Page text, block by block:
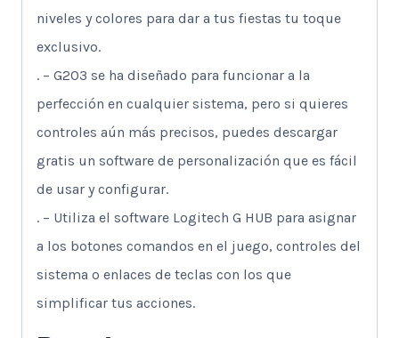
niveles y colores para dar a tus fiestas tu toque
exclusivo.
. – G203 se ha diseñado para funcionar a la
perfección en cualquier sistema, pero si quieres
controles aún más precisos, puedes descargar
gratis un software de personalización que es fácil
de usar y configurar.
. – Utiliza el software Logitech G HUB para asignar
a los botones comandos en el juego, controles del
sistema o enlaces de teclas con los que
simplificar tus acciones.